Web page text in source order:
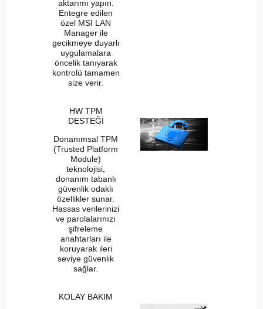
aktarımı yapın.
Entegre edilen
özel MSI LAN
Manager ile
gecikmeye duyarlı
uygulamalara
öncelik tanıyarak
kontrolü tamamen
size verir.
HW TPM
DESTEĞİ
Donanımsal TPM
(Trusted Platform
Module)
teknolojisi,
donanım tabanlı
güvenlik odaklı
özellikler sunar.
Hassas verilerinizi
ve parolalarınızı
şifreleme
anahtarları ile
koruyarak ileri
seviye güvenlik
sağlar.
KOLAY BAKIM